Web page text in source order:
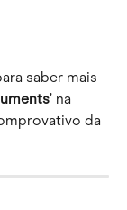
saber mais
’ na
da